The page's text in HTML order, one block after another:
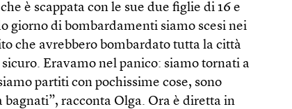
è scappata con le sue due figlie di 16 e
giorno di bombardamenti siamo scesi nei
che avrebbero bombardato tutta la città
Eravamo nel panico: siamo tornati a
partiti con pochissime cose, sono
bagnati”, racconta Olga. Ora è diretta in